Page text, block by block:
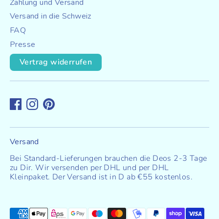
g
e
s
Zahlung und Versand
Versand in die Schweiz
FAQ
Presse
Vertrag widerrufen
Versand
Bei Standard-Lieferungen brauchen die Deos 2-3 Tage
zu Dir. Wir versenden per DHL und per DHL
Kleinpaket. Der Versand ist in D ab €55 kostenlos.
Akzeptierte